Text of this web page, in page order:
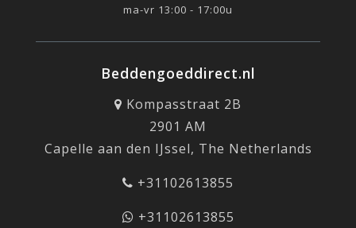
ma-vr 13:00 - 17:00u
Beddengoeddirect.nl
Kompasstraat 2B
2901 AM
Capelle aan den IJssel, The Netherlands
+31102613855
+31102613855